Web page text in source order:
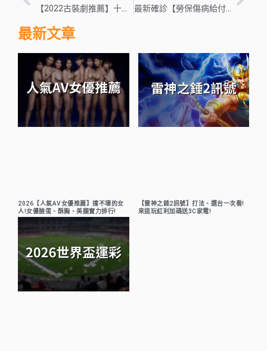
最新確診【勞保傷病給付】申請條件步驟
最新文章
2026【人氣AV女優推薦】撞不壞的女
人!女優臉蛋、酥胸、美腿實力排行!
【雷神之錘2訊號】打法、選台一次看!
來這玩紅利加碼送3C家電!